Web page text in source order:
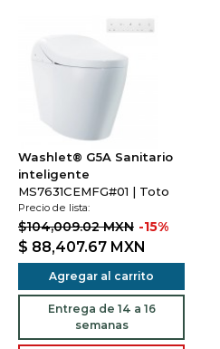
Washlet® G5A Sanitario
inteligente
MS7631CEMFG#01 | Toto
Precio de lista:
$104,009.02 MXN -15%
$ 88,407.67 MXN
Agregar al carrito
Entrega de 14 a 16
semanas